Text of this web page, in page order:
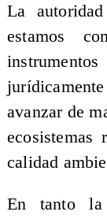
La
estamos
avanzar de
calidad
En tanto la